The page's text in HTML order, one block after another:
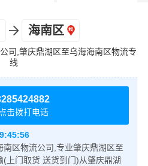
海南区
司,肇庆鼎湖区至乌海海南区物流专
线
点击拨打电话
区物流公司,专业肇庆鼎湖区至
上门取货 送货到门)从肇庆鼎湖